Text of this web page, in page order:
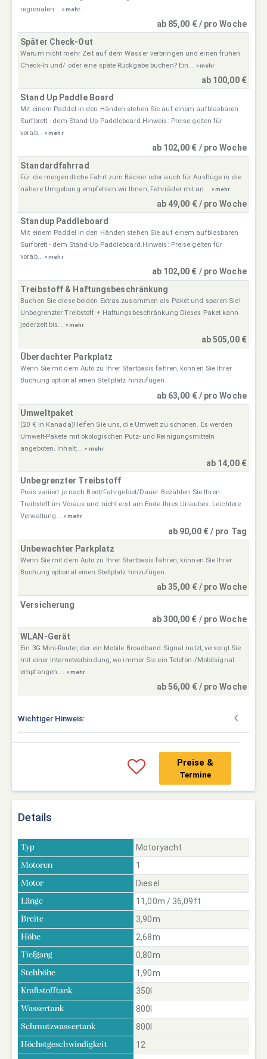
regionalen... » mehr
ab 85,00 € / pro Woche
Später Check-Out
Warum nicht mehr Zeit auf dem Wasser verbringen und einen frühen
Check-In und/ oder eine späte Rückgabe buchen? Ein...
» mehr
ab 100,00 €
Stand Up Paddle Board
Mit einem Paddel in den Händen stehen Sie auf einem aufblasbaren
Surfbrett - dem Stand-Up Paddleboard.Hinweis: Preise gelten für
vorab...» mehr
ab 102,00 € / pro Woche
Standardfahrrad
Für die morgendliche Fahrt zum Bäcker oder auch für Ausflüge in die
nähere Umgebung empfehlen wir Ihnen, Fahrräder mit an... » mehr
ab 49,00 € / pro Woche
Standup Paddleboard
Mit einem Paddel in den Händen stehen Sie auf einem aufblasbaren
Surfbrett - dem Stand-Up Paddleboard.Hinweis: Preise gelten für
vorab...» mehr
ab 102,00 € / pro Woche
Treibstoff & Haftungsbeschränkung
Buchen Sie diese beiden Extras zusammen als Paket und sparen Sie!
Unbegrenzter Treibstoff + Haftungsbeschränkung Dieses Paket kann
jederzeit bis... » mehr
ab 505,00 €
Überdachter Parkplatz
Wenn Sie mit dem Auto zu Ihrer Startbasis fahren, können Sie Ihrer
Buchung optional einen Stellplatz hinzufügen.
ab 63,00 € / pro Woche
Umweltpaket
(20 € in Kanada)Helfen Sie uns, die Umwelt zu schonen. Es werden
Umwelt-Pakete mit ökologischen Putz- und Reinigungsmitteln
angeboten. Inhalt:...» mehr
ab 14,00 €
Unbegrenzter Treibstoff
Preis variiert je nach Boot/Fahrgebiet/Dauer Bezahlen Sie Ihren
Treibstoff im Voraus und nicht erst am Ende Ihres Urlaubes: Leichtere
Verwaltung... » mehr
ab 90,00 € / pro Tag
Unbewachter Parkplatz
Wenn Sie mit dem Auto zu Ihrer Startbasis fahren, können Sie Ihrer
Buchung optional einen Stellplatz hinzufügen.
ab 35,00 € / pro Woche
Versicherung
ab 300,00 € / pro Woche
WLAN-Gerät
Ein 3G Mini-Router, der ein Mobile Broadband Signal nutzt, versorgt Sie
mit einer Internetverbindung, wo immer Sie ein Telefon-/Mobilsignal
empfangen.... » mehr
ab 56,00 € / pro Woche
Wichtiger Hinweis:
Preise &
Termine
Details
Typ Motoryacht
Motoren 1
Motor Diesel
Länge 11,00m / 36,09ft
Breite 3,90m
Höhe 2,68m
Tiefgang 0,80m
Stehhöhe 1,90m
Kraftstofftank 350l
Wassertank 800l
Schmutzwassertank 800l
Höchstgeschwindigkeit 12